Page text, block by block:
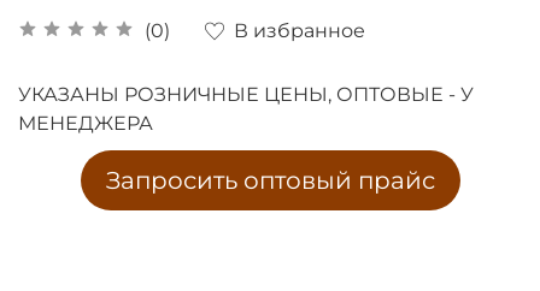
(0) В избранное
УКАЗАНЫ РОЗНИЧНЫЕ ЦЕНЫ, ОПТОВЫЕ - У
МЕНЕДЖЕРА
Запросить оптовый прайс